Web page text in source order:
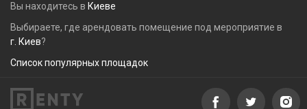
Вы находитесь в Киеве
Выбираете, где арендовать помещение под мероприятие в
г. Киев?
Список популярных площадок